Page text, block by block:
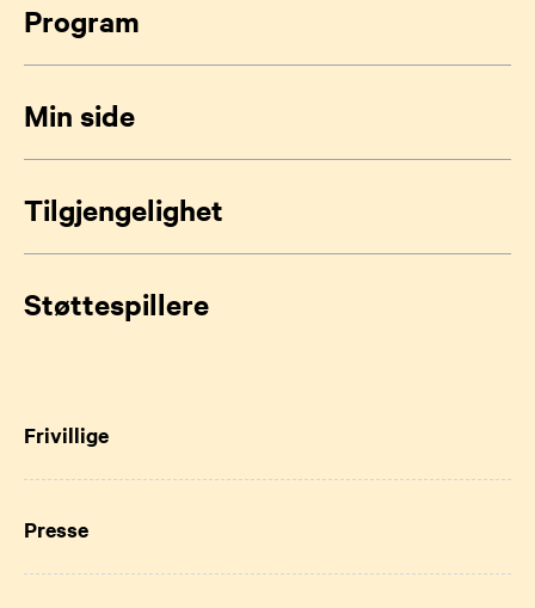
Program
Min side
Tilgjengelighet
Støttespillere
Frivillige
Presse